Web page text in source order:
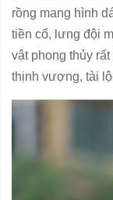
rồng mang hình
tiền cổ, lưng đội
vật phong thủy
thịnh vượng, tài